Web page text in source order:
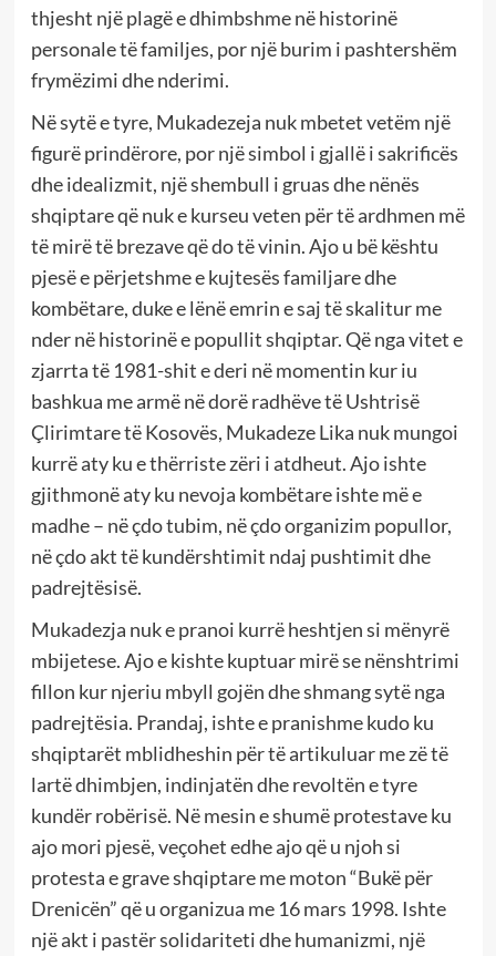
thjesht një plagë e dhimbshme në historinë
personale të familjes, por një burim i pashtershëm
frymëzimi dhe nderimi.
Në sytë e tyre, Mukadezeja nuk mbetet vetëm një
figurë prindërore, por një simbol i gjallë i sakrificës
dhe idealizmit, një shembull i gruas dhe nënës
shqiptare që nuk e kurseu veten për të ardhmen më
të mirë të brezave që do të vinin. Ajo u bë kështu
pjesë e përjetshme e kujtesës familjare dhe
kombëtare, duke e lënë emrin e saj të skalitur me
nder në historinë e popullit shqiptar. Që nga vitet e
zjarrta të 1981-shit e deri në momentin kur iu
bashkua me armë në dorë radhëve të Ushtrisë
Çlirimtare të Kosovës, Mukadeze Lika nuk mungoi
kurrë aty ku e thërriste zëri i atdheut. Ajo ishte
gjithmonë aty ku nevoja kombëtare ishte më e
madhe – në çdo tubim, në çdo organizim popullor,
në çdo akt të kundërshtimit ndaj pushtimit dhe
padrejtësisë.
Mukadezja nuk e pranoi kurrë heshtjen si mënyrë
mbijetese. Ajo e kishte kuptuar mirë se nënshtrimi
fillon kur njeriu mbyll gojën dhe shmang sytë nga
padrejtësia. Prandaj, ishte e pranishme kudo ku
shqiptarët mblidheshin për të artikuluar me zë të
lartë dhimbjen, indinjatën dhe revoltën e tyre
kundër robërisë. Në mesin e shumë protestave ku
ajo mori pjesë, veçohet edhe ajo që u njoh si
protesta e grave shqiptare me moton “Bukë për
Drenicën” që u organizua me 16 mars 1998. Ishte
një akt i pastër solidariteti dhe humanizmi, një